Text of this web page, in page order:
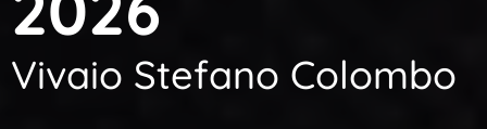
Vivaio Stefano Colombo